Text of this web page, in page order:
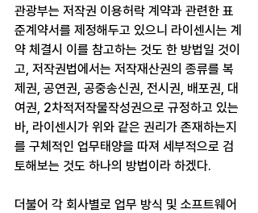
관광부는 저작권 이용허락 계약과 관련한 표
준계약서를 제정해두고 있으니 라이센시는 계
약 체결시 이를 참고하는 것도 한 방법일 것이
고, 저작권법에서는 저작재산권의 종류를 복
제권, 공연권, 공중송신권, 전시권, 배포권, 대
여권, 2차적저작물작성권으로 규정하고 있는
바, 라이센시가 위와 같은 권리가 존재하는지
를 구체적인 업무태양을 따져 세부적으로 검
토해보는 것도 하나의 방법이라 하겠다.
더불어 각 회사별로 업무 방식 및 소프트웨어